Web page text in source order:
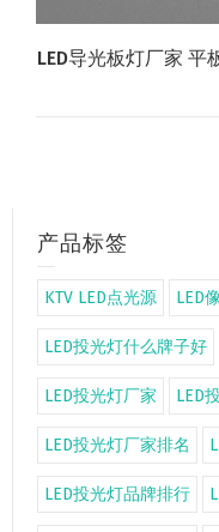
LED导光板灯厂家 平
产品标签
KTV LED点光源 LED
LED投光灯什么牌子好
LED投光灯厂家 LED
LED投光灯厂家排名
LED投光灯品牌排行